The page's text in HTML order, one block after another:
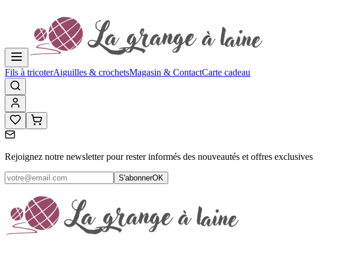
Fils à tricoterAiguilles & crochetsMagasin & ContactCarte cadeau
Rejoignez notre newsletter pour rester informés des nouveautés et offres exclusives
S'abonnerOK